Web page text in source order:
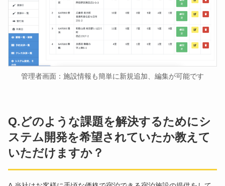
管理者画面：施設情報も簡単に新規追加、編集が可能です
Q.どのような課題を解決するためにシ
ステム開発を希望されていたか教えて
いただけますか？